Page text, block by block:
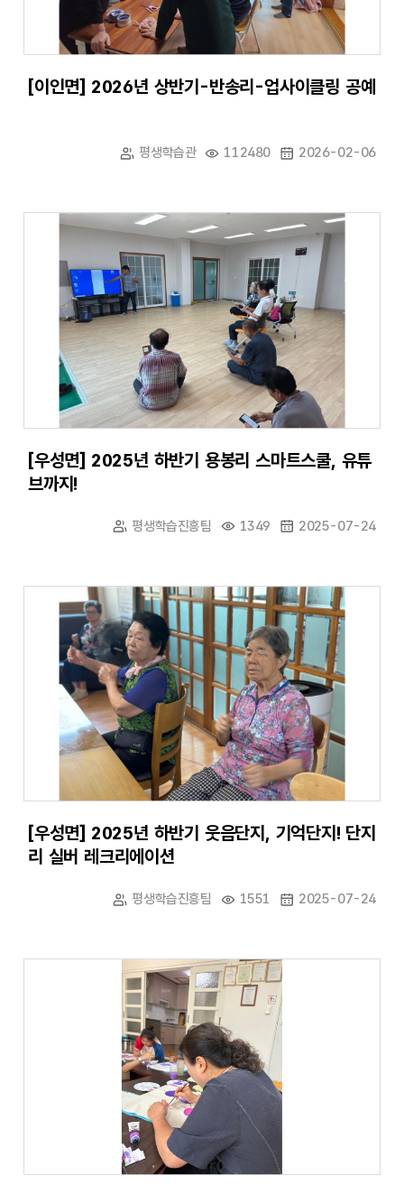
[이인면] 2026년 상반기-반송리-업사이클링 공예
평생학습관 112480 2026-02-06
[우성면] 2025년 하반기 용봉리 스마트스쿨, 유튜
브까지!
평생학습진흥팀 1349 2025-07-24
[우성면] 2025년 하반기 웃음단지, 기억단지! 단지
리 실버 레크리에이션
평생학습진흥팀 1551 2025-07-24